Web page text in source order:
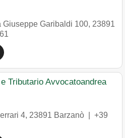
Giuseppe Garibaldi 100, 23891
Tributario Avvocatoandrea
4, 23891 Barzanò
+39